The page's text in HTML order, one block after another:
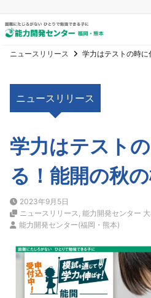
ニュースリリース 学力はテストの時に
ニュースリリース
学力はテスト
る！能開の秋の
2023年9月5日
ニュースリリース, 能力開発センター
能力開発センター(福岡・熊本)